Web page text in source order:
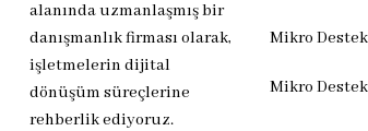
alanında uzmanlaşmış bir
danışmanlık firması olarak,
işletmelerin dijital
dönüşüm süreçlerine
rehberlik ediyoruz.
Mikro
Mikro